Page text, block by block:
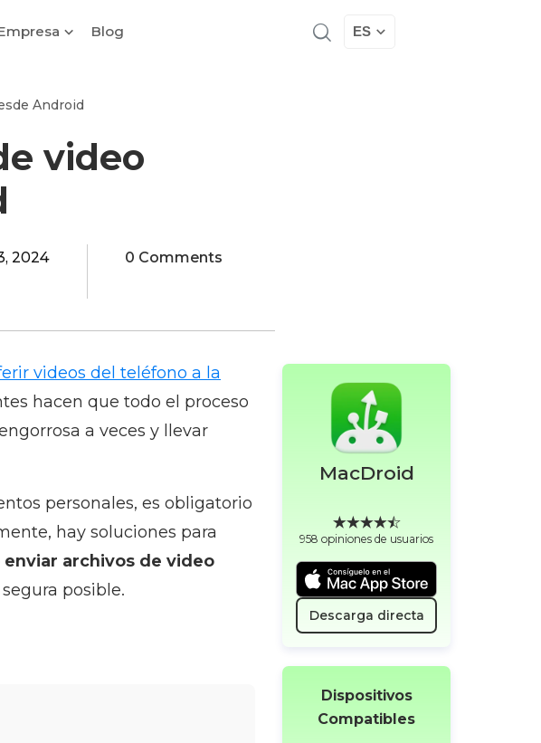
Blog ES
Android
video
2024
0 Comments
videos del teléfono a la
hacen que todo el proceso
a veces y llevar
personales, es obligatorio
hay soluciones para
enviar archivos de video
posible.
MacDroid
958 opiniones de usuarios
Descarga directa
Dispositivos
Compatibles